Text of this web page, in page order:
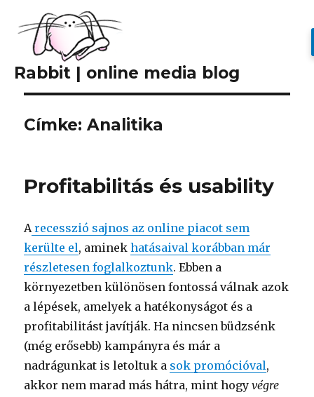
Rabbit | online media blog
Címke: Analitika
Profitabilitás és usability
Arecesszió sajnos az online piacot sem
kerülte el, aminekhatásaival korábban már
részletesen foglalkoztunk. Ebben a
környezetben különösen fontossá válnak azok
a lépések, amelyek a hatékonyságot és a
profitabilitást javítják. Ha nincsen büdzsénk
(még erősebb) kampányra és már a
nadrágunkat is letoltuk a sok promócióval,
akkor nem marad más hátra, mint hogyvégre